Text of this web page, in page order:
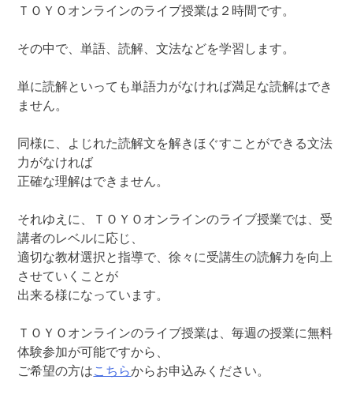
ＴＯＹＯオンラインのライブ授業は２時間です。
その中で、単語、読解、文法などを学習します。
単に読解といっても単語力がなければ満足な読解はでき
ません。
同様に、よじれた読解文を解きほぐすことができる文法
力がなければ
正確な理解はできません。
それゆえに、ＴＯＹＯオンラインのライブ授業では、受
講者のレベルに応じ、
適切な教材選択と指導で、徐々に受講生の読解力を向上
させていくことが
出来る様になっています。
ＴＯＹＯオンラインのライブ授業は、毎週の授業に無料
体験参加が可能ですから、
ご希望の方はこちらからお申込みください。